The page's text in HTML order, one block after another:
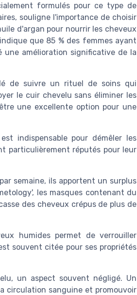
formulés pour ce type de
souligne l'importance de choisir
d'argan pour nourrir les cheveux
que 85 % des femmes ayant
amélioration significative de la
de suivre un rituel de soins qui
le cuir chevelu sans éliminer les
une excellente option pour une
indispensable pour démêler les
particulièrement réputés pour leur
semaine, ils apportent un surplus
les masques contenant du
des cheveux crépus de plus de
humides permet de verrouiller
souvent citée pour ses propriétés
un aspect souvent négligé. Un
circulation sanguine et promouvoir